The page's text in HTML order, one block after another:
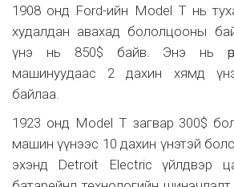
1908 онд Ford-ийн Model T нь
худалдан авахад бололцооны
үнэ нь 850$ байв. Энэ нь
машинуудаас 2 дахин хямд
байлаа.
1923 онд Model T загвар 300$
машин үүнээс 10 дахин үнэтэй
эхэнд Detroit Electric үйлдвэр